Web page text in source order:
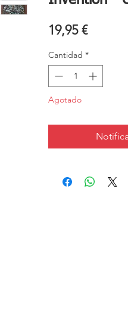
19,95 €Precio
Cantidad *
Agotado